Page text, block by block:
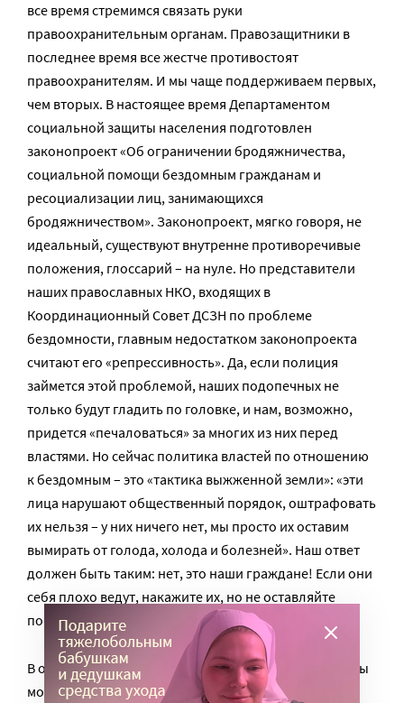
все время стремимся связать руки
правоохранительным органам. Правозащитники в
последнее время все жестче противостоят
правоохранителям. И мы чаще поддерживаем первых,
чем вторых. В настоящее время Департаментом
социальной защиты населения подготовлен
законопроект «Об ограничении бродяжничества,
социальной помощи бездомным гражданам и
ресоциализации лиц, занимающихся
бродяжничеством». Законопроект, мягко говоря, не
идеальный, существуют внутренне противоречивые
положения, глоссарий – на нуле. Но представители
наших православных НКО, входящих в
Координационный Совет ДСЗН по проблеме
бездомности, главным недостатком законопроекта
считают его «репрессивность». Да, если полиция
займется этой проблемой, наших подопечных не
только будут гладить по головке, и нам, возможно,
придется «печаловаться» за многих из них перед
властями. Но сейчас политика властей по отношению
к бездомным – это «тактика выжженной земли»: «эти
лица нарушают общественный порядок, оштрафовать
их нельзя – у них ничего нет, мы просто их оставим
вымирать от голода, холода и болезней». Наш ответ
должен быть таким: нет, это наши граждане! Если они
себя плохо ведут, накажите их, но не оставляйте
погибнуть.
В отношении попрошаек ситуация сходная: чтобы мы
могли позволить быть себе естественно-добрыми,